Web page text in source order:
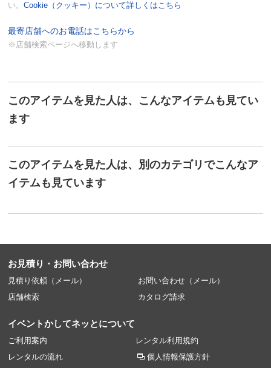
い。Cookie（クッキー）について詳しくはこちら
最寄店舗へのお電話はこちらから
※店舗検索ページへ移動します
このアイテムを見た人は、こんなアイテムも見てい
ます
このアイテムを見た人は、別のカテゴリでこんなア
イテムも見ています
お見積り・お問い合わせ
見積り依頼（メール）
お問い合わせ（メール）
店舗検索
カタログ請求
イベントかしてネッとについて
ご利用案内
レンタルの流れ
レンタル利用規約
個人情報保護方針